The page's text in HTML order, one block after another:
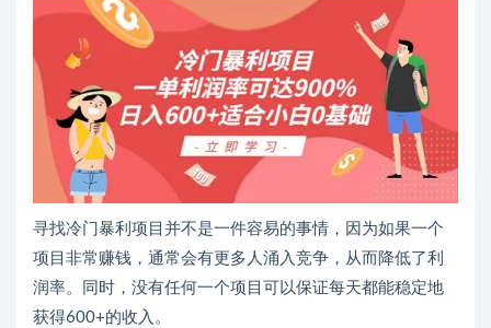
寻找冷门暴利项目并不是一件容易的事情，因为如果一个
项目非常赚钱，通常会有更多人涌入竞争，从而降低了利
润率。同时，没有任何一个项目可以保证每天都能稳定地
获得600+的收入。